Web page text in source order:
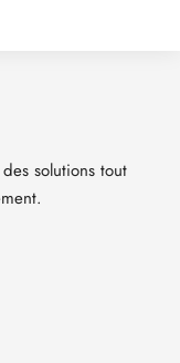
solutions tout